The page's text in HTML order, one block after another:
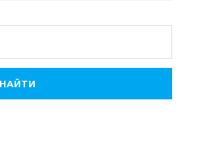
НАЙТИ